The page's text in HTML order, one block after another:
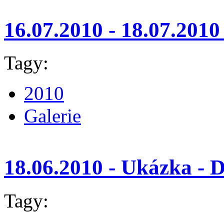
16.07.2010 -
Tagy:
2010
Galerie
18.06.2010 - Ukázka -
Tagy: